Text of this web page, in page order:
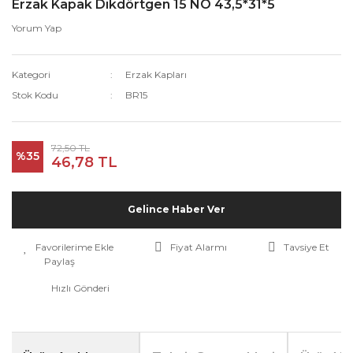
Erzak Kapak Dikdörtgen 15 NO 43,5*31*5
Yorum Yap
Kategori
Erzak Kapları
Stok Kodu
BR15
%35
72,50 TL
46,78 TL
Gelince Haber Ver
Fiyat Alarmı
Tavsiye Et
Paylaş
Hızlı Gönderi